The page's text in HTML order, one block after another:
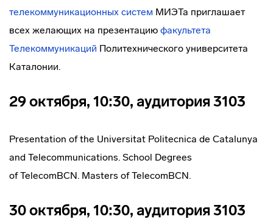
телекоммуникационных систем МИЭТа приглашает
всех желающих на презентацию факультета
Телекоммуникаций Политехнического университета
Каталонии.
29 октября, 10:30, аудитория 3103
Presentation of the Universitat Politecnica de Catalunya
and Telecommunications. School Degrees
of TelecomBCN. Masters of TelecomBCN.
30 октября, 10:30, аудитория 3103